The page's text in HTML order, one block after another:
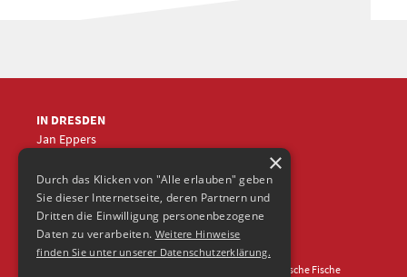
IN DRESDEN
Jan Eppers
jep@frische-fische.com
© 2026 Agentur Frische Fische
×
Durch das Klicken von "Alle erlauben" geben
Sie dieser Internetseite, deren Partnern und
Dritten die Einwilligung personenbezogene
Daten zu verarbeiten. Weitere Hinweise
finden Sie unter unserer Datenschutzerklärung.